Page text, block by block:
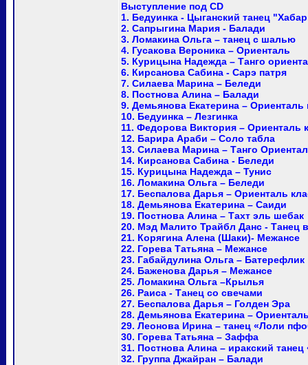
Выступление под CD
1. Бедуинка - Цыганский танец
2. Сапрыгина Мария - Балади
3. Ломакина Ольга – танец с шалью
4. Гусакова Вероника – Ориенталь
5. Курицына Надежда – Танго
6. Кирсанова Сабина - Сарэ патря
7. Силаева Марина – Беледи
8. Постнова Алина – Балади
9. Демьянова Екатерина – Ориенталь
10. Бедуинка – Лезгинка
11. Федорова Виктория – Ориенталь
12. Барира Араби – Соло табла
13. Силаева Марина – Танго
14. Кирсанова Сабина - Беледи
15. Курицына Надежда – Тунис
16. Ломакина Ольга – Беледи
17. Беспалова Дарья – Ориенталь
18. Демьянова Екатерина – Саиди
19. Постнова Алина – Тахт эль шебак
20. Мэд Малито Трайбл Данс - Танец
21. Корягина Алена (Шаки)- Межансе
22. Горева Татьяна – Межансе
23. Габайдулина Ольга – Батерефлик
24. Баженова Дарья – Межансе
25. Ломакина Ольга –Крылья
26. Раиса - Танец со свечами
27. Беспалова Дарья – Голден Эра
28. Демьянова Екатерина –
29. Леонова Ирина – танец «Лоли
30. Горева Татьяна – Заффа
31. Постнова Алина – иракский танец
32. Группа Джайран – Балади